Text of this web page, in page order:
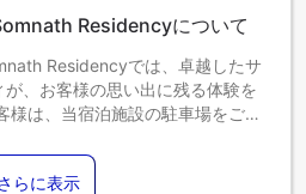
Residencyについて
Residencyでは、卓越したサ
、お客様の思い出に残る体験を
様は、当宿泊施設の駐車場をご利
にお応えします。ゆったりとし
ビスなどの室内設備・サービス
らに表示